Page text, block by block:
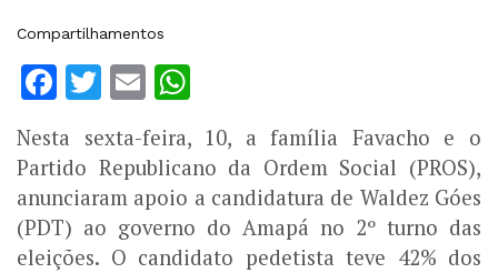
Compartilhamentos
Facebook
Twitter
Email
Nesta sexta-feira, 10, a família Favacho e o
Partido Republicano da Ordem Social (PROS),
anunciaram apoio a candidatura de Waldez Góes
(PDT) ao governo do Amapá no 2º turno das
eleições. O candidato pedetista teve 42% dos